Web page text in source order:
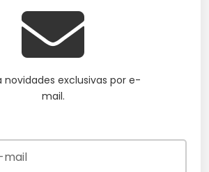
novidades exclusivas por e-
mail.